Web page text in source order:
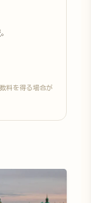
料を得る場合が